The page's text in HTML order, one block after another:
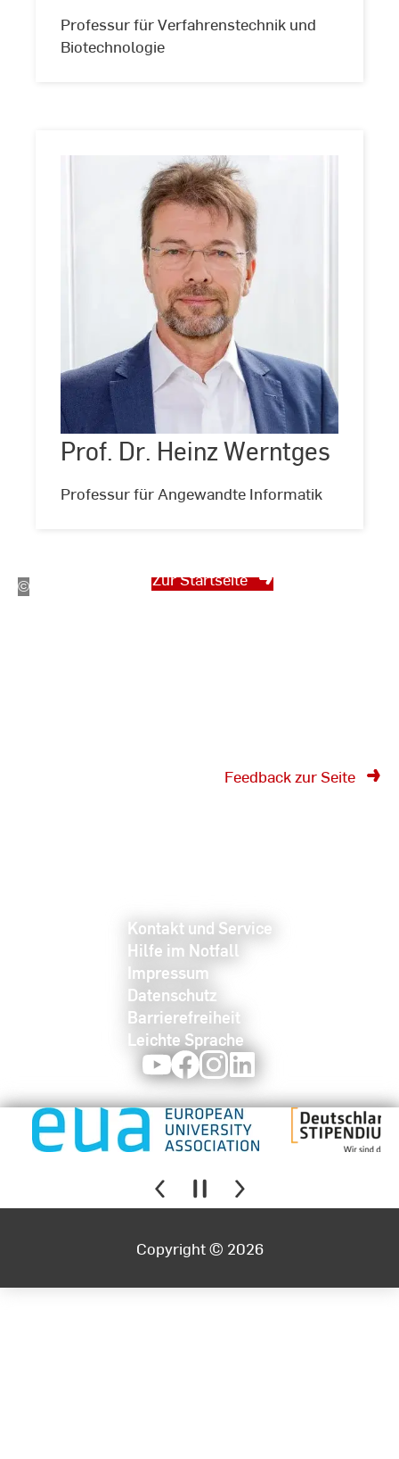
Professur für Verfahrenstechnik und
Biotechnologie
©
Andreas
Schlote
Prof. Dr. Heinz Werntges
Professur für Angewandte Informatik
Prof.
Dr.
Heinz
Werntges
©
Andreas
Forschungszentrum
Zur Startseite
Feedback zur Seite
Kontakt und Service
Hilfe im Notfall
Impressum
Datenschutz
Barrierefreiheit
Leichte Sprache
YoutubeFacebookInstagram
Copyright © 2026